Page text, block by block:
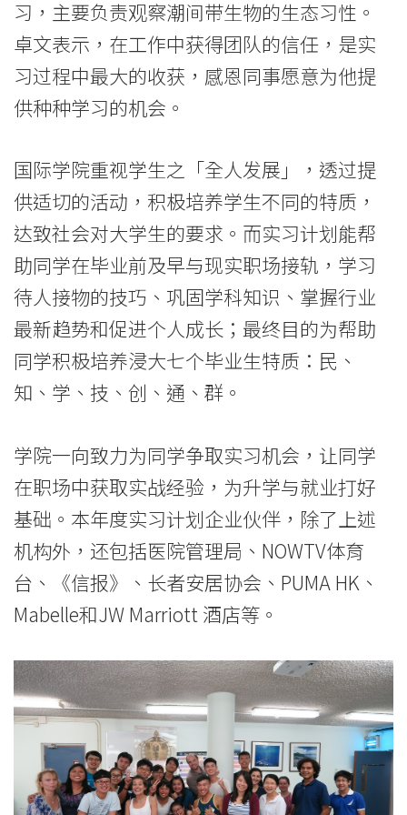
习，主要负责观察潮间带生物的生态习性。
卓文表示，在工作中获得团队的信任，是实
习过程中最大的收获，感恩同事愿意为他提
供种种学习的机会。
国际学院重视学生之「全人发展」，透过提
供适切的活动，积极培养学生不同的特质，
达致社会对大学生的要求。而实习计划能帮
助同学在毕业前及早与现实职场接轨，学习
待人接物的技巧、巩固学科知识、掌握行业
最新趋势和促进个人成长；最终目的为帮助
同学积极培养浸大七个毕业生特质：民、
知、学、技、创、通、群。
学院一向致力为同学争取实习机会，让同学
在职场中获取实战经验，为升学与就业打好
基础。本年度实习计划企业伙伴，除了上述
机构外，还包括医院管理局、NOWTV体育
台、《信报》、长者安居协会、PUMA HK、
Mabelle和JW Marriott 酒店等。